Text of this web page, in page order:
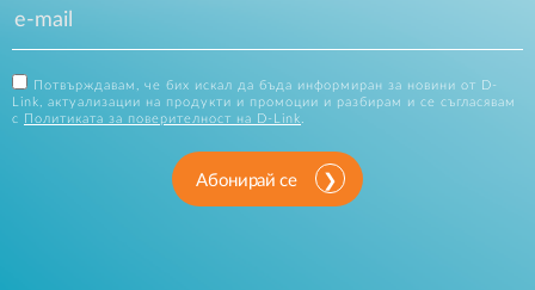
Потвърждавам, че бих искал да бъда информиран за новини от D-
Link, актуализации на продукти и промоции и разбирам и се съгласявам
с
Политиката за поверителност на D-Link
Абонирай се